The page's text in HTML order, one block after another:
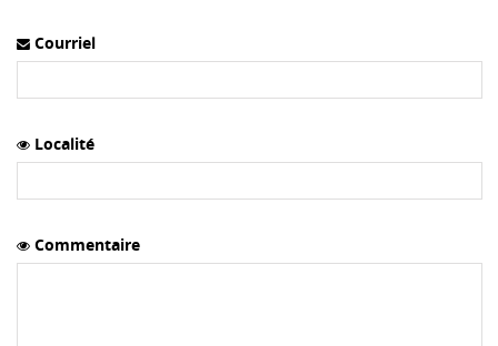
Courriel
Localité
Commentaire